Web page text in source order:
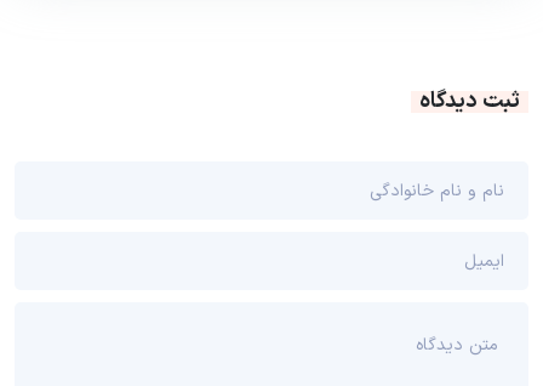
ثبت دیدگاه